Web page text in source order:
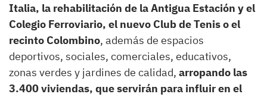
Italia, la rehabilitación de la Antigua Estación y el
Colegio Ferroviario, el nuevo Club de Tenis o el
recinto Colombino, además de espacios
deportivos, sociales, comerciales, educativos,
zonas verdes y jardines de calidad, arropando las
3.400 viviendas, que servirán para influir en el